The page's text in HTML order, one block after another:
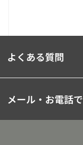
よくある質問
メール・お電話